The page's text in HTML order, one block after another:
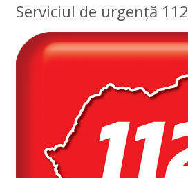
Serviciul de urgență 112